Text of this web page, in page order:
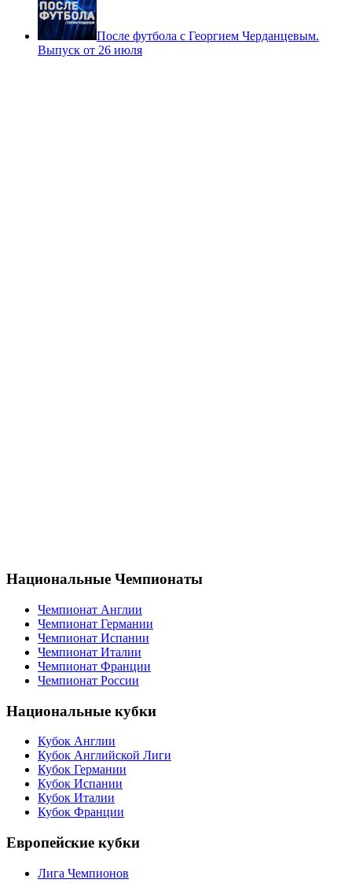
После футбола с Георгием Черданцевым.
Выпуск от 26 июля
Национальные Чемпионаты
Чемпионат Англии
Чемпионат Германии
Чемпионат Испании
Чемпионат Италии
Чемпионат Франции
Чемпионат России
Национальные кубки
Кубок Англии
Кубок Английской Лиги
Кубок Германии
Кубок Испании
Кубок Италии
Кубок Франции
Европейские кубки
Лига Чемпионов